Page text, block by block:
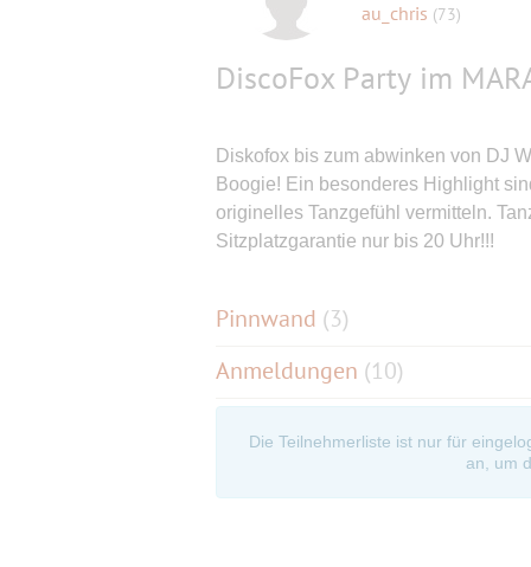
au_chris (73)
DiscoFox Party im
Diskofox bis zum abwinken von DJ
Boogie! Ein besonderes Highlight
originelles Tanzgefühl vermitteln.
Sitzplatzgarantie nur bis 20 Uhr!!!
Pinnwand (3)
Anmeldungen (10)
Die Teilnehmerliste ist nur für
an, um